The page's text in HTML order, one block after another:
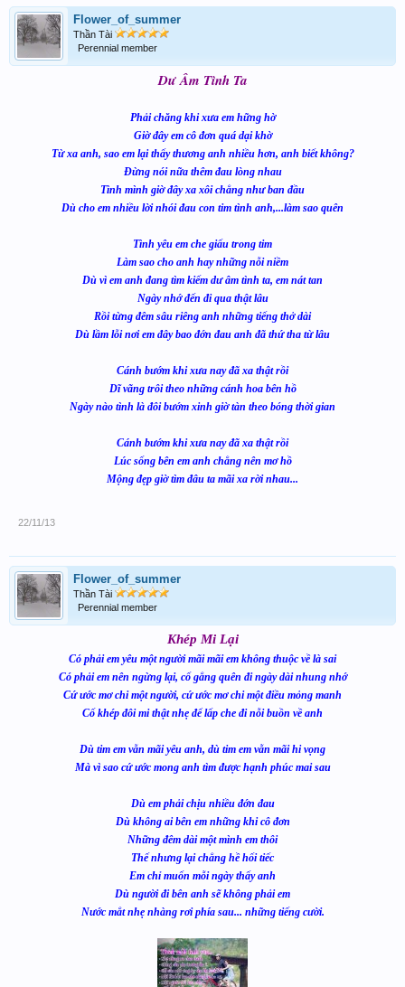
Flower_of_summer
Thần Tài
Perennial member
Dư Âm Tình Ta
Phải chăng khi xưa em hững hờ
Giờ đây em cô đơn quá dại khờ
Từ xa anh, sao em lại thấy thương anh nhiều hơn, anh biết không?
Đừng nói nữa thêm đau lòng nhau
Tình mình giờ đây xa xôi chẳng như ban đầu
Dù cho em nhiều lời nhói đau con tim tình anh,...làm sao quên
Tình yêu em che giấu trong tim
Làm sao cho anh hay những nỗi niềm
Dù vì em anh đang tìm kiếm dư âm tình ta, em nát tan
Ngày nhớ đến đi qua thật lâu
Rồi từng đêm sâu riêng anh những tiếng thở dài
Dù lầm lỗi nơi em đây bao đớn đau anh đã thứ tha từ lâu
Cánh bướm khi xưa nay đã xa thật rồi
Dĩ vãng trôi theo những cánh hoa bên hồ
Ngày nào tình là đôi bướm xinh giờ tàn theo bóng thời gian
Cánh bướm khi xưa nay đã xa thật rồi
Lúc sống bên em anh chẳng nên mơ hồ
Mộng đẹp giờ tìm đâu ta mãi xa rời nhau...
22/11/13
Flower_of_summer
Thần Tài
Perennial member
Khép Mi Lại
Có phải em yêu một người mãi mãi em không thuộc về là sai
Có phải em nên ngừng lại, cố gắng quên đi ngày dài nhung nhớ
Cứ ước mơ chi một người, cứ ước mơ chi một điều mỏng manh
Cố khép đôi mi thật nhẹ để lấp che đi nỗi buồn về anh
Dù tim em vẫn mãi yêu anh, dù tim em vẫn mãi hi vọng
Mà vì sao cứ ước mong anh tìm được hạnh phúc mai sau
Dù em phải chịu nhiều đớn đau
Dù không ai bên em những khi cô đơn
Những đêm dài một mình em thôi
Thế nhưng lại chẳng hề hối tiếc
Em chỉ muốn mỗi ngày thấy anh
Dù người đi bên anh sẽ không phải em
Nước mắt nhẹ nhàng rơi phía sau... những tiếng cười.